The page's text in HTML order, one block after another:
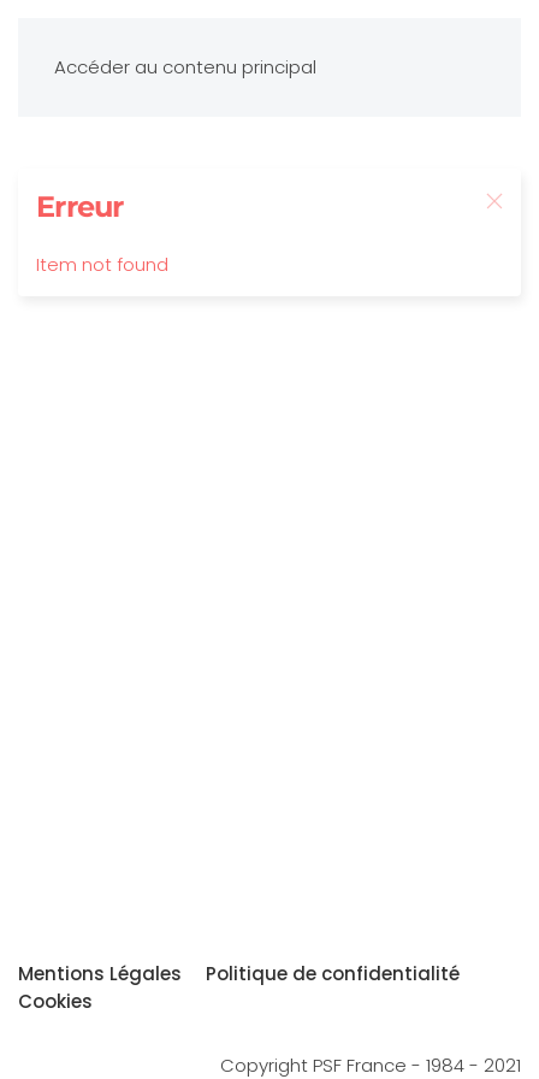
Accéder au contenu principal
Erreur
Item not found
Mentions Légales
Politique de confidentialité
Cookies
Copyright PSF France - 1984 - 2021